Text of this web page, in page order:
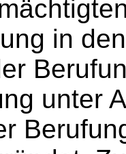
in
unter